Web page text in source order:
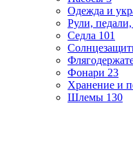
Одежда и
Рули,
Седла 101
Фонари 23
Хранение и
Шлемы 130